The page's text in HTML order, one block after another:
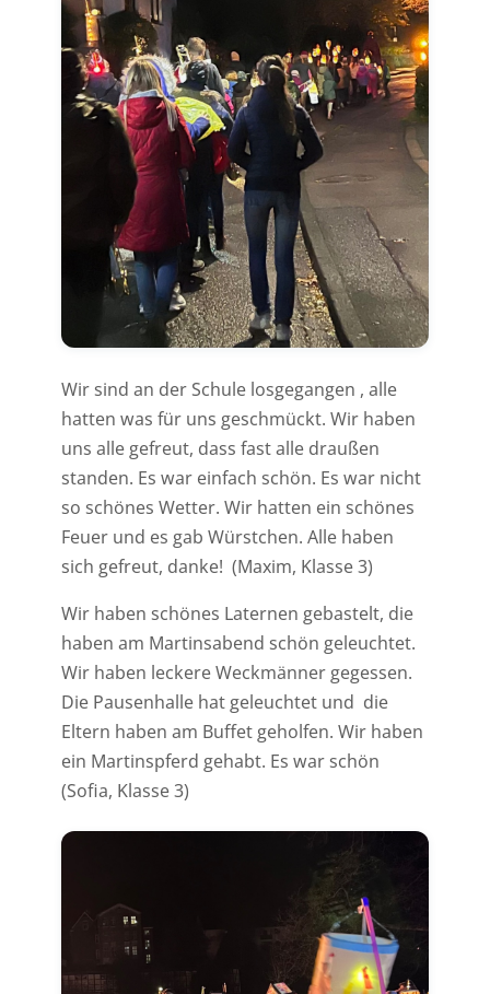
Wir sind an der Schule losgegangen , alle
hatten was für uns geschmückt. Wir haben
uns alle gefreut, dass fast alle draußen
standen. Es war einfach schön. Es war nicht
so schönes Wetter. Wir hatten ein schönes
Feuer und es gab Würstchen. Alle haben
sich gefreut, danke! (Maxim, Klasse 3)
Wir haben schönes Laternen gebastelt, die
haben am Martinsabend schön geleuchtet.
Wir haben leckere Weckmänner gegessen.
Die Pausenhalle hat geleuchtet und die
Eltern haben am Buffet geholfen. Wir haben
ein Martinspferd gehabt. Es war schön
(Sofia, Klasse 3)